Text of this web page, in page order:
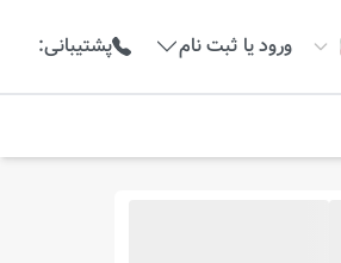
ورود یا ثبت نام پشتیبانی: